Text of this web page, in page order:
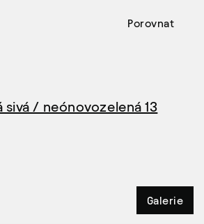
Porovnat
Galerie